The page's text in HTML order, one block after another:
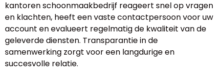
kantoren schoonmaakbedrijf reageert snel op vragen
en klachten, heeft een vaste contactpersoon voor uw
account en evalueert regelmatig de kwaliteit van de
geleverde diensten. Transparantie in de
samenwerking zorgt voor een langdurige en
succesvolle relatie.